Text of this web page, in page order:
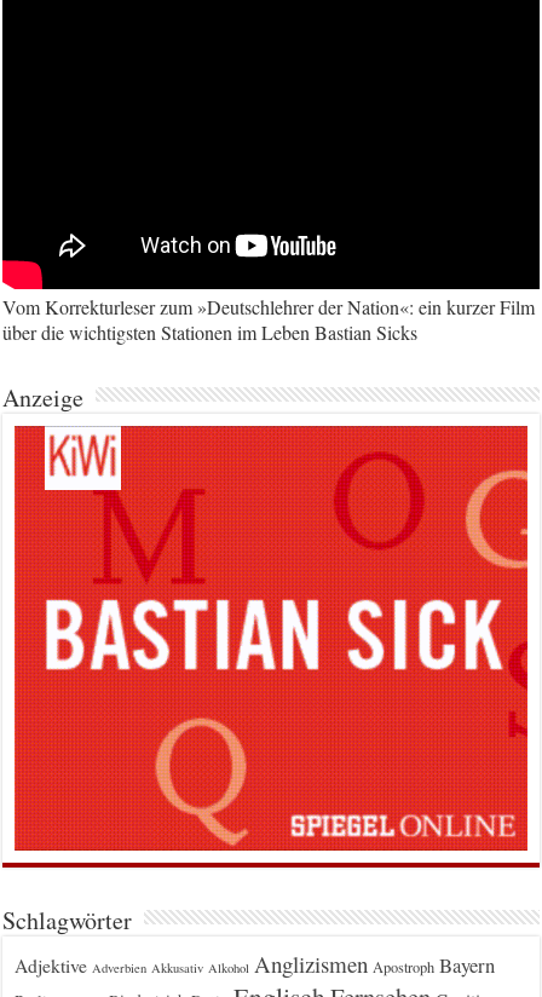
Vom Korrekturleser zum »Deutschlehrer der Nation«: ein kurzer Film
über die wichtigsten Stationen im Leben Bastian Sicks
Anzeige
Schlagwörter
Adjektive Adverbien Akkusativ Alkohol Anglizismen Apostroph Bayern